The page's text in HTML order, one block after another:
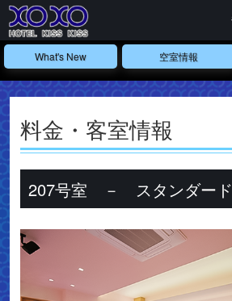
What's New 空室情報
料金・客室情報
207号室 － スタンダード